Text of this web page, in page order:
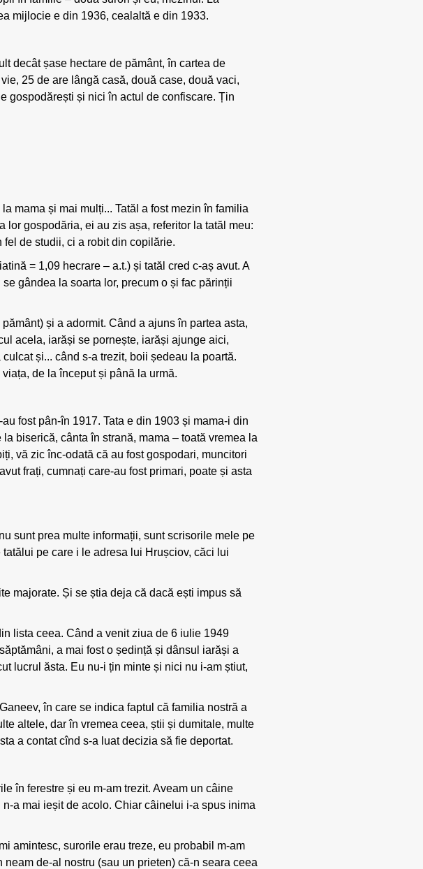
mijlocie e din 1936, cealaltă e din 1933.
decât șase hectare de pământ, în cartea de
25 de are lângă casă, două case, două vaci,
gospodărești și nici în actul de confiscare. Țin
mama și mai mulți... Tatăl a fost mezin în familia
gospodăria, ei au zis așa, referitor la tatăl meu:
fel de studii, ci a robit din copilărie.
= 1,09 hecrare – a.t.) și tatăl cred c-aș avut. A
gândea la soarta lor, precum o și fac părinții
și a adormit. Când a ajuns în partea asta,
acela, iarăși se pornește, iarăși ajunge aici,
și... când s-a trezit, boii ședeau la poartă.
de la început și până la urmă.
fost pân-în 1917. Tata e din 1903 și mama-i din
biserică, cânta în strană, mama – toată vremea la
vă zic înc-odată că au fost gospodari, muncitori
frați, cumnați care-au fost primari, poate și asta
sunt prea multe informații, sunt scrisorile mele pe
pe care i le adresa lui Hrușciov, căci lui
majorate. Și se știa deja că dacă ești impus să
lista ceea. Când a venit ziua de 6 iulie 1949
a mai fost o ședință și dânsul iarăși a
lucrul ăsta. Eu nu-i țin minte și nici nu i-am știut,
în care se indica faptul că familia nostră a
altele, dar în vremea ceea, știi și dumitale, multe
a contat cînd s-a luat decizia să fie deportat.
în ferestre și eu m-am trezit. Aveam un câine
a mai ieșit de acolo. Chiar câinelui i-a spus inima
amintesc, surorile erau treze, eu probabil m-am
de-al nostru (sau un prieten) că-n seara ceea